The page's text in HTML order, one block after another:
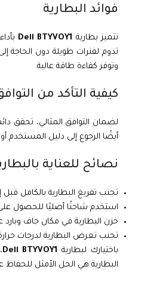
فوائد البطارية
تتميز بطارية Dell BTYVOY1
تدوم لفترات طويلة دون
وتوفر كفاءة طاقة عالية.
كيفية التأكد من
أيضًا الرجوع إلى دليل المستخدم
نصائح للعناية
تجنب تفريغ البطارية بالكامل
استخدم شاحنًا أصليًا للحصول
خزن البطارية في مكان جاف وبارد
تجنب تعرض البطارية لدرجات
باختيارك لبطارية Dell BTYVOY1
البطارية هي الحل الأمثل للحفاظ